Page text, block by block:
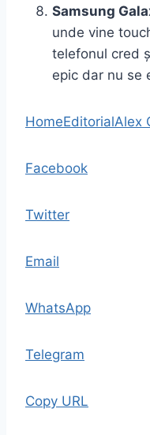
Samsung
unde vine
telefonul cred
epic dar nu se
HomeEditorialAlex
Facebook
Twitter
Email
WhatsApp
Telegram
Copy URL